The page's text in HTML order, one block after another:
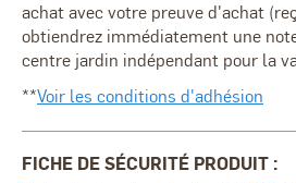
achat avec votre preuve d'achat
obtiendrez immédiatement une
centre jardin indépendant pour la
**Voir les conditions d'adhésion
FICHE DE SÉCURITÉ PRODUIT :